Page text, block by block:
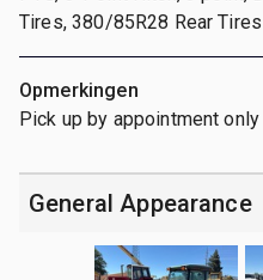
Tires, 380/85R28 Rear Tires
Opmerkingen
Pick up by appointment only
General Appearance